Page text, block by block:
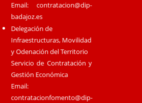
Email:contratacion@dip-
badajoz.es
Delegación de
Infraestructuras, Movilidad
y Odenación del Territorio
Servicio de Contratación y
Gestión Económica
Email:
contratacionfomento@dip-